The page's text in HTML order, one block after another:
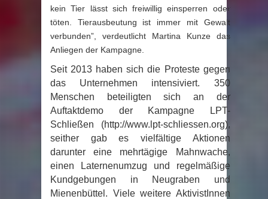
kein Tier lässt sich freiwillig einsperren oder
töten. Tierausbeutung ist immer mit Gewalt
verbunden”, verdeutlicht Martina Kunze das
Anliegen der Kampagne.
Seit 2013 haben sich die Proteste gegen
das Unternehmen intensiviert. 350
Menschen beteiligten sich an der
Auftaktdemo der Kampagne LPT-
Schließen (http://www.lpt-schliessen.org),
seither gab es vielfältige Aktionen
darunter eine mehrtägige Mahnwache,
einen Laternenumzug und regelmäßige
Kundgebungen in Neugraben und
Mienenbüttel. Viele weitere AktivistInnen